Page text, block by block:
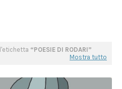
POESIE DI RODARI
Mostra tutto